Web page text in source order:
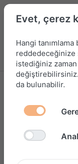
Menü
Evet, çerez
Hangi
reddedeceğinize
istediğiniz zaman
da bulunabilir.